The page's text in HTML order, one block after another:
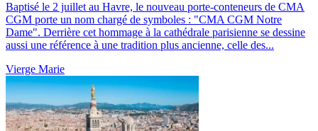
Baptisé le 2 juillet au Havre, le nouveau porte-conteneurs de CMA
CGM porte un nom chargé de symboles : "CMA CGM Notre
Dame". Derrière cet hommage à la cathédrale parisienne se dessine
aussi une référence à une tradition plus ancienne, celle des...
Vierge Marie